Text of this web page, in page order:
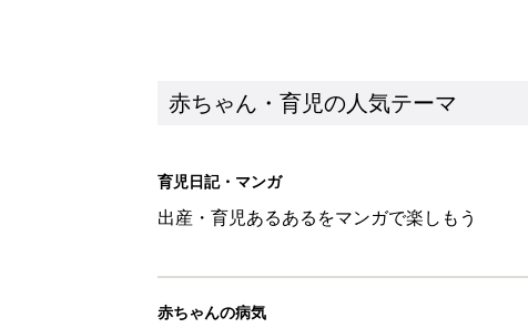
赤ちゃん・育児の人気テーマ
育児日記・マンガ
出産・育児あるあるをマンガで楽しもう
赤ちゃんの病気